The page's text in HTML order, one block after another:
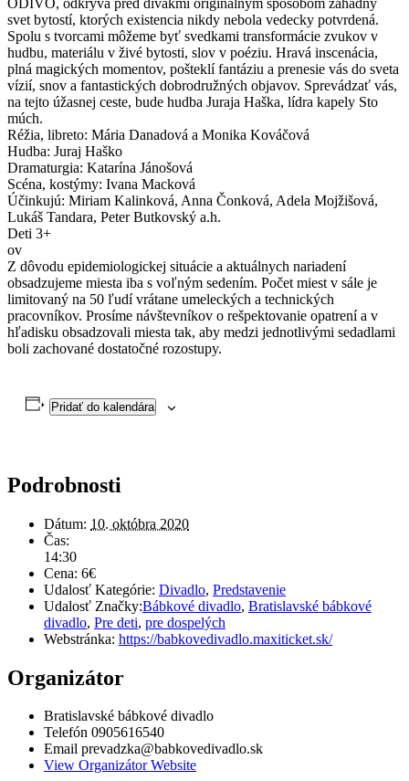
svet bytostí, ktorých existencia nikdy nebola vedecky potvrdená.
Spolu s tvorcami môžeme byť svedkami transformácie zvukov v
hudbu, materiálu v živé bytosti, slov v poéziu. Hravá inscenácia,
plná magických momentov, pošteklí fantáziu a prenesie vás do sveta
vízií, snov a fantastických dobrodružných objavov. Sprevádzať vás,
na tejto úžasnej ceste, bude hudba Juraja Haška, lídra kapely Sto
múch.
Réžia, libreto: Mária Danadová a Monika Kováčová
Hudba: Juraj Haško
Dramaturgia: Katarína Jánošová
Scéna, kostýmy: Ivana Macková
Účinkujú: Miriam Kalinková, Anna Čonková, Adela Mojžišová,
Lukáš Tandara, Peter Butkovský a.h.
Deti 3+
ov
Z dôvodu epidemiologickej situácie a aktuálnych nariadení
obsadzujeme miesta iba s voľným sedením. Počet miest v sále je
limitovaný na 50 ľudí vrátane umeleckých a technických
pracovníkov. Prosíme návštevníkov o rešpektovanie opatrení a v
hľadisku obsadzovali miesta tak, aby medzi jednotlivými sedadlami
boli zachované dostatočné rozostupy.
Pridať do kalendára
Podrobnosti
Dátum: 10. októbra 2020
Čas:
14:30
Cena: 6€
Udalosť Kategórie: Divadlo, Predstavenie
Udalosť Značky:Bábkové divadlo, Bratislavské bábkové
divadlo, Pre deti, pre dospelých
Webstránka: https://babkovedivadlo.maxiticket.sk/
Organizátor
Bratislavské bábkové divadlo
Telefón 0905616540
Email prevadzka@babkovedivadlo.sk
View Organizátor Website